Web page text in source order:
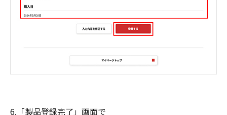
6.「製品登録完了」画面で